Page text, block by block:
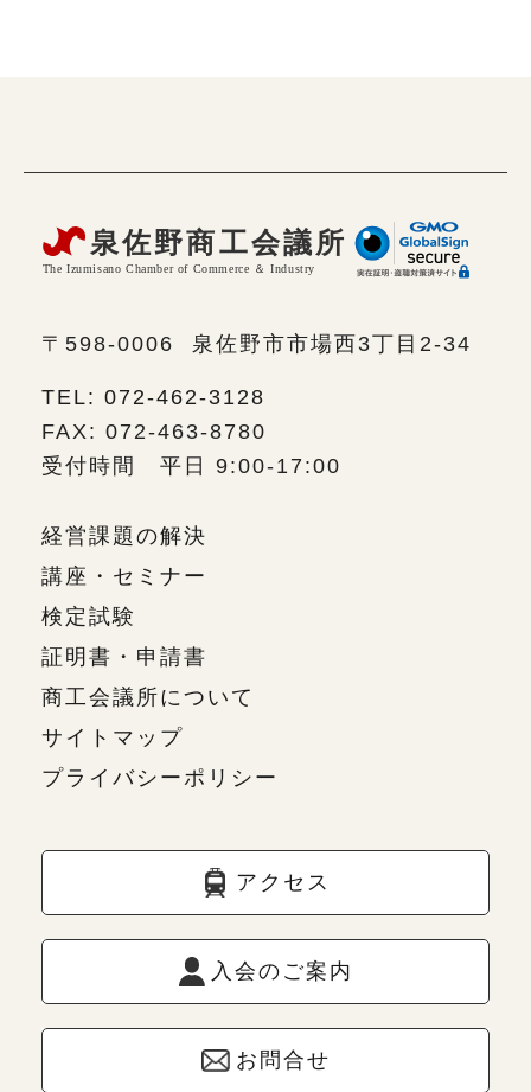
〒598-0006 泉佐野市市場西3丁目2-34
TEL: 072-462-3128
FAX: 072-463-8780
受付時間 平日 9:00-17:00
経営課題の解決
講座・セミナー
検定試験
証明書・申請書
商工会議所について
サイトマップ
プライバシーポリシー
アクセス
入会のご案内
お問合せ